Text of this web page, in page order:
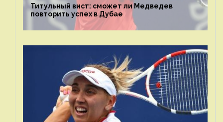
Титульный вист: сможет ли Медведев
повторить успех в Дубае